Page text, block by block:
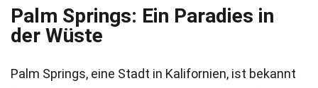
Palm Springs: Ein Paradies in
der Wüste
Palm Springs, eine Stadt in Kalifornien, ist bekannt